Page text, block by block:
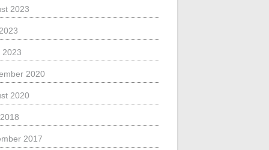
2023
2023
2020
2020
2017